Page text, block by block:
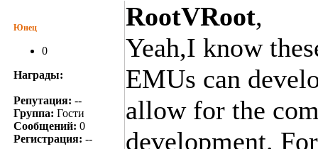
Юнец
0
Награды:
Репутация: --
Группа: Гости
Сообщений: 0
Регистрация: --
RootVRoot,
Yeah,I know
EMUs can
allow for the
development.